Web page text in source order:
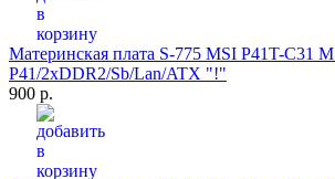
Материнская плата S-775 MSI P41T-C31
P41/2xDDR2/Sb/Lan/ATX "!"
900 р.